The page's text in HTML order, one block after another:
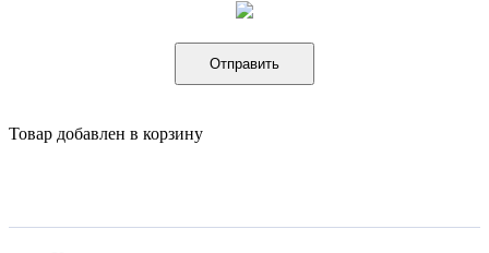
Отправить
Товар добавлен в корзину